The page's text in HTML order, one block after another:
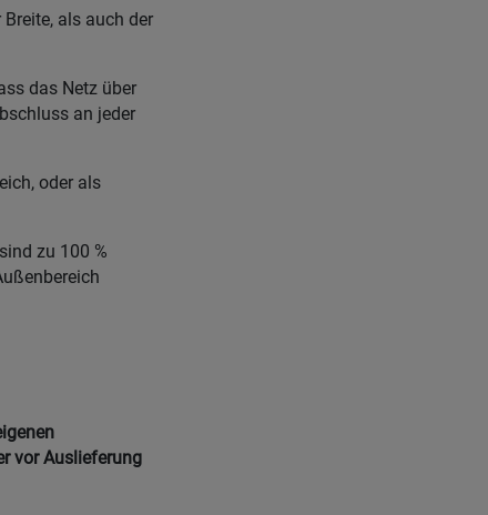
als auch der
das Netz über
an jeder
oder als
zu 100 %
vor Auslieferung